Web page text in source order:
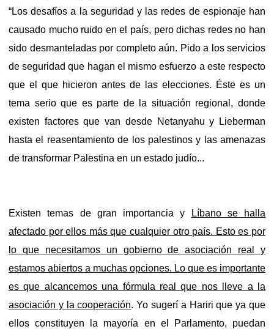
“Los desafíos a la seguridad y las redes de espionaje han
causado mucho ruido en el país, pero dichas redes no han
sido desmanteladas por completo aún. Pido a los servicios
de seguridad que hagan el mismo esfuerzo a este respecto
que el que hicieron antes de las elecciones. Éste es un
tema serio que es parte de la situación regional, donde
existen factores que van desde Netanyahu y Lieberman
hasta el reasentamiento de los palestinos y las amenazas
de transformar Palestina en un estado judío...
Existen temas de gran importancia y
Líbano se halla
afectado por ellos más que cualquier otro país. Esto es por
lo que necesitamos un gobierno de asociación real y
estamos abiertos a muchas opciones. Lo que es importante
es que alcancemos una fórmula real que nos lleve a la
asociación y la cooperación. Yo sugerí a Hariri que ya que
ellos constituyen la mayoría en el Parlamento, puedan